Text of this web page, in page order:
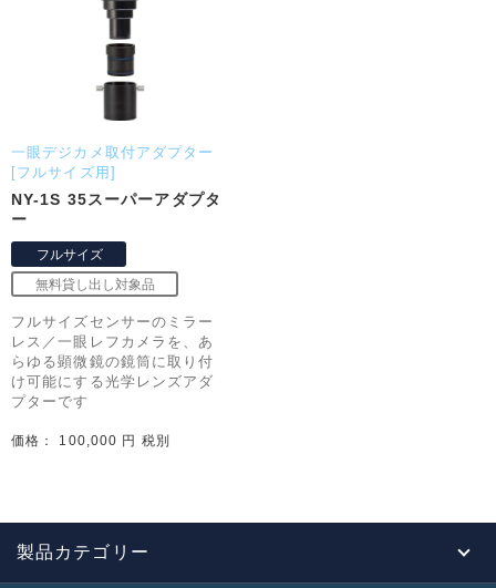
一眼デジカメ取付アダプター
[フルサイズ用]
NY-1S 35スーパーアダプタ
ー
フルサイズセンサーのミラー
レス／一眼レフカメラを、あ
らゆる顕微鏡の鏡筒に取り付
け可能にする光学レンズアダ
プターです
価格： 100,000 円 税別
製品カテゴリー